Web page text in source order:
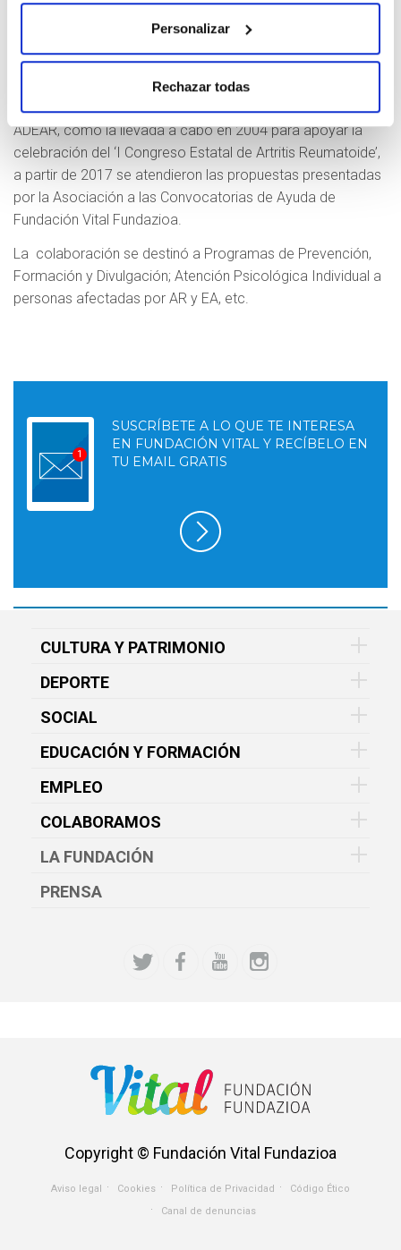
Personalizar
Rechazar todas
Colaboración de Fundación Vital
Después de alguna colaboración puntual entre la entidad y
ADEAR, como la llevada a cabo en 2004 para apoyar la
celebración del ‘I Congreso Estatal de Artritis Reumatoide’,
a partir de 2017 se atendieron las propuestas presentadas
por la Asociación a las Convocatorias de Ayuda de
Fundación Vital Fundazioa.
La colaboración se destinó a Programas de Prevención,
Formación y Divulgación; Atención Psicológica Individual a
personas afectadas por AR y EA, etc.
SUSCRÍBETE A LO QUE TE INTERESA
EN FUNDACIÓN VITAL Y RECÍBELO EN
TU EMAIL GRATIS
CULTURA Y PATRIMONIO
DEPORTE
SOCIAL
EDUCACIÓN Y FORMACIÓN
EMPLEO
COLABORAMOS
LA FUNDACIÓN
PRENSA
Copyright © Fundación Vital Fundazioa
Aviso legal Cookies Política de Privacidad
Código Ético
Canal de denuncias